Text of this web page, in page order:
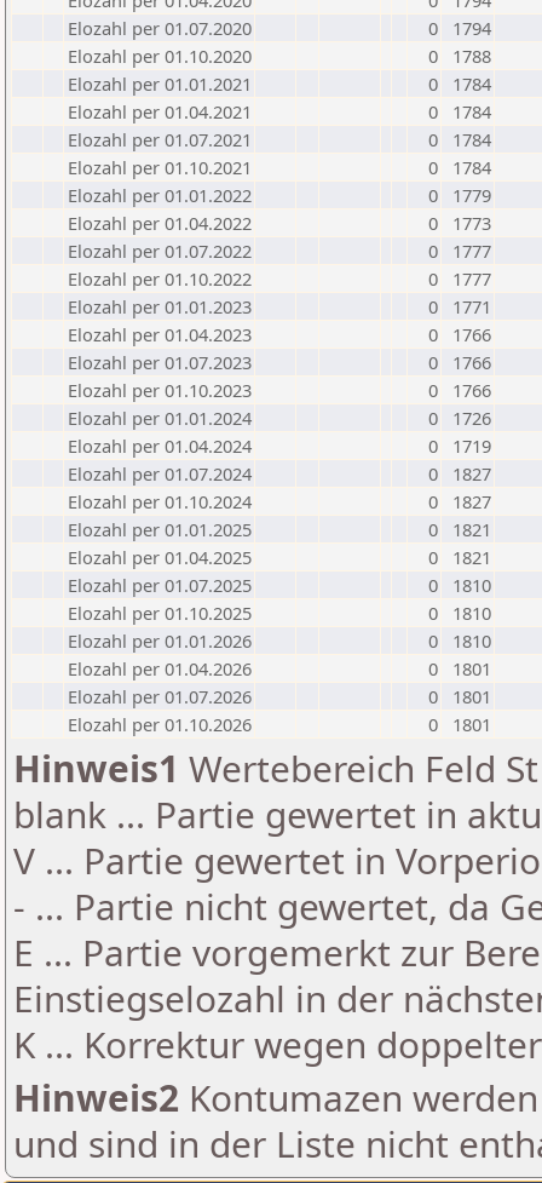
Elozahl per 01.07.2020
0
1794
Elozahl per 01.10.2020
0
1788
Elozahl per 01.01.2021
0
1784
Elozahl per 01.04.2021
0
1784
Elozahl per 01.07.2021
0
1784
Elozahl per 01.10.2021
0
1784
Elozahl per 01.01.2022
0
1779
Elozahl per 01.04.2022
0
1773
Elozahl per 01.07.2022
0
1777
Elozahl per 01.10.2022
0
1777
Elozahl per 01.01.2023
0
1771
Elozahl per 01.04.2023
0
1766
Elozahl per 01.07.2023
0
1766
Elozahl per 01.10.2023
0
1766
Elozahl per 01.01.2024
0
1726
Elozahl per 01.04.2024
0
1719
Elozahl per 01.07.2024
0
1827
Elozahl per 01.10.2024
0
1827
Elozahl per 01.01.2025
0
1821
Elozahl per 01.04.2025
0
1821
Elozahl per 01.07.2025
0
1810
Elozahl per 01.10.2025
0
1810
Elozahl per 01.01.2026
0
1810
Elozahl per 01.04.2026
0
1801
Elozahl per 01.07.2026
0
1801
Elozahl per 01.10.2026
0 1801
Hinweis1 Wertebereich Feld
blank ... Partie gewertet in
V ... Partie gewertet in
- ... Partie nicht gewertet, da
E ... Partie vorgemerkt zur
Einstiegselozahl in der
K ... Korrektur wegen
Hinweis2 Kontumazen
und sind in der Liste nicht